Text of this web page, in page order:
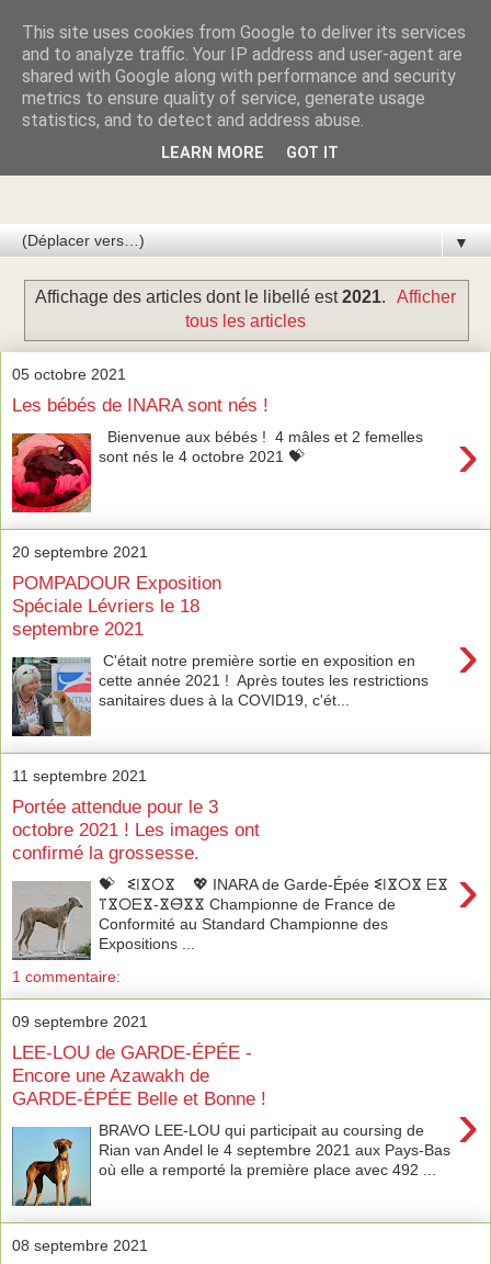
Azawakhs & Taïgans de
GARDE-ÉPÉE
▼
Affichage des articles dont le libellé est2021.
Afficher
tous les articles
05 octobre 2021
Les bébés de INARA sont nés !
›
Bienvenue aux bébés ! 4 mâles et 2 femelles
sont nés le 4 octobre 2021 💝
20 septembre 2021
POMPADOUR Exposition
Spéciale Lévriers le 18
septembre 2021
›
C'était notre première sortie en exposition en
cette année 2021 ! Après toutes les restrictions
sanitaires dues à la COVID19, c'ét...
11 septembre 2021
Portée attendue pour le 3
octobre 2021 ! Les images ont
confirmé la grossesse.
›
💝 ⵉ̇ⵏⴵ̇ⵔⴵ̇ 💖 INARA de Garde-Épée ⵉ̇ⵏⴵ̇ⵔⴵ̇ ⴹⴵ
ⴶⴵ̇ⵔⴹⴵ-ⴵⴱ̂ⴵⴵ Championne de France de
Conformité au Standard Championne des
Expositions ...
1 commentaire:
09 septembre 2021
LEE-LOU de GARDE-ÉPÉE -
Encore une Azawakh de
GARDE-ÉPÉE Belle et Bonne !
›
BRAVO LEE-LOU qui participait au coursing de
Rian van Andel le 4 septembre 2021 aux Pays-Bas
où elle a remporté la première place avec 492 ...
08 septembre 2021
This site uses cookies from Google to deliver its services
and to analyze traffic. Your IP address and user-agent are
shared with Google along with performance and security
metrics to ensure quality of service, generate usage
statistics, and to detect and address abuse.
LEARN MORE GOT IT